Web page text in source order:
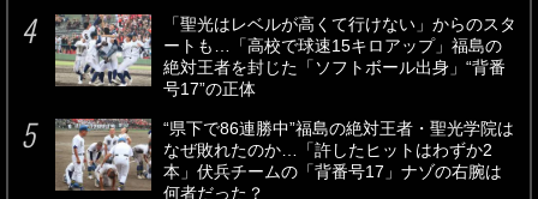
「聖光はレベルが高くて行けない」からのスタ
ートも…「高校で球速15キロアップ」福島の
絶対王者を封じた「ソフトボール出身」“背番
号17”の正体
“県下で86連勝中”福島の絶対王者・聖光学院は
なぜ敗れたのか…「許したヒットはわずか2
本」伏兵チームの「背番号17」ナゾの右腕は
何者だった？